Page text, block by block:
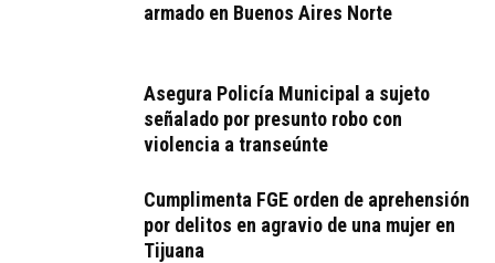
armado en Buenos Aires Norte
Asegura Policía Municipal a sujeto
señalado por presunto robo con
violencia a transeúnte
Cumplimenta FGE orden de aprehensión
por delitos en agravio de una mujer en
Tijuana